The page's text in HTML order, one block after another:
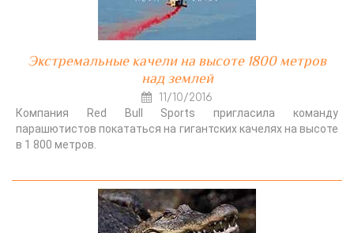
Экстремальные качели на высоте 1800 метров
над землей
11/10/2016
Компания Red Bull Sports пригласила команду
парашютистов покататься на гигантских качелях на высоте
в 1 800 метров.